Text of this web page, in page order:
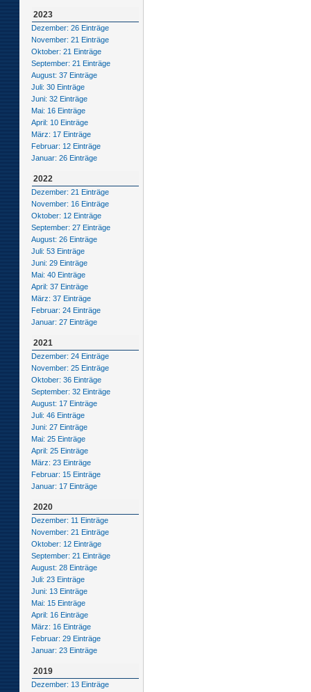
2023
Dezember: 26 Einträge
November: 21 Einträge
Oktober: 21 Einträge
September: 21 Einträge
August: 37 Einträge
Juli: 30 Einträge
Juni: 32 Einträge
Mai: 16 Einträge
April: 10 Einträge
März: 17 Einträge
Februar: 12 Einträge
Januar: 26 Einträge
2022
Dezember: 21 Einträge
November: 16 Einträge
Oktober: 12 Einträge
September: 27 Einträge
August: 26 Einträge
Juli: 53 Einträge
Juni: 29 Einträge
Mai: 40 Einträge
April: 37 Einträge
März: 37 Einträge
Februar: 24 Einträge
Januar: 27 Einträge
2021
Dezember: 24 Einträge
November: 25 Einträge
Oktober: 36 Einträge
September: 32 Einträge
August: 17 Einträge
Juli: 46 Einträge
Juni: 27 Einträge
Mai: 25 Einträge
April: 25 Einträge
März: 23 Einträge
Februar: 15 Einträge
Januar: 17 Einträge
2020
Dezember: 11 Einträge
November: 21 Einträge
Oktober: 12 Einträge
September: 21 Einträge
August: 28 Einträge
Juli: 23 Einträge
Juni: 13 Einträge
Mai: 15 Einträge
April: 16 Einträge
März: 16 Einträge
Februar: 29 Einträge
Januar: 23 Einträge
2019
Dezember: 13 Einträge